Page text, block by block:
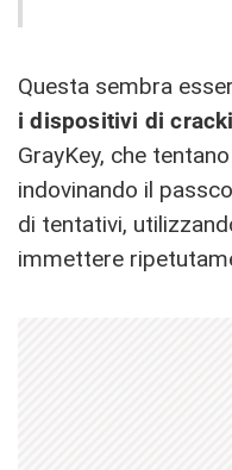
Questa sembra
i dispositivi di
GrayKey, che
indovinando il
di tentativi,
immettere